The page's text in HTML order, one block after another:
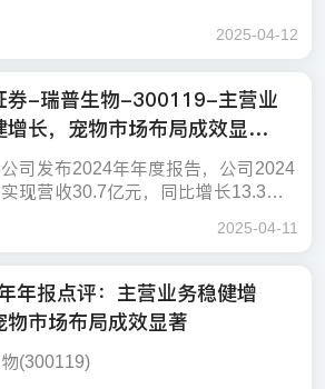
头部位置。我们认为，宠物食品是
最大的细分市场，是饲养宠物的刚
贯穿宠物整个生命周期，当前，国
牌保持超额成长，外资品牌增长式
到关税不确定较强，加速国产替代
业有望受益。
成本保持低位，海外工厂在高产能
预计仍维持较好盈利能力。考虑到
上调25-26年EPS预测分别为1.59/1.
应25年34x。关税背景下国产品牌
段，势能向上，全年利润率预计仍
位数水平，看好公司自主品牌进入
段，上调至“强烈推荐”评级。
“买入”评级。
消费金额2020元，同比增长4.9%
此报告不错，请分享到微信朋友
时间4月2日，美国总统特朗普在白
对等关税”的行政令，其中对中国加征
等关税”加征提升至84%，叠加2月以
借口加征的20%关税，共计加征10
时间4月9日，美国宣布将对“对等关
90天暂停，并将大多数国家(未采取
措施的国家）的关税水平暂时降至1
中不包括中国，并且宣布美国对中国
。
反制美方单边贸易行为，自4月12
产于美国的进口商品，在现行适用
殖板块
2025-04-12
券-瑞普生物-300119-主营业
增长，宠物市场布局成效显著-
司发布2024年年度报告，公司2024
现营收30.7亿元，同比增长13.3
其中，2024Q4实现营收13.23亿元，
，实现归母净利润0.56亿元，
。
药业务短期承压，宠物板块布局推
务板块表现突出，分别增长23.40%
。宠物市场贡献显著，宠物生物制
去年同期略有下降，主要受原材料
制品业务稳步提升，国际化与大客
管齐下。2024年公司兽用生物制品
现销售收入13.24亿元，同比+23.4
2025-04-11
年报点评：主营业务稳健增
物市场布局成效显著
(300119)